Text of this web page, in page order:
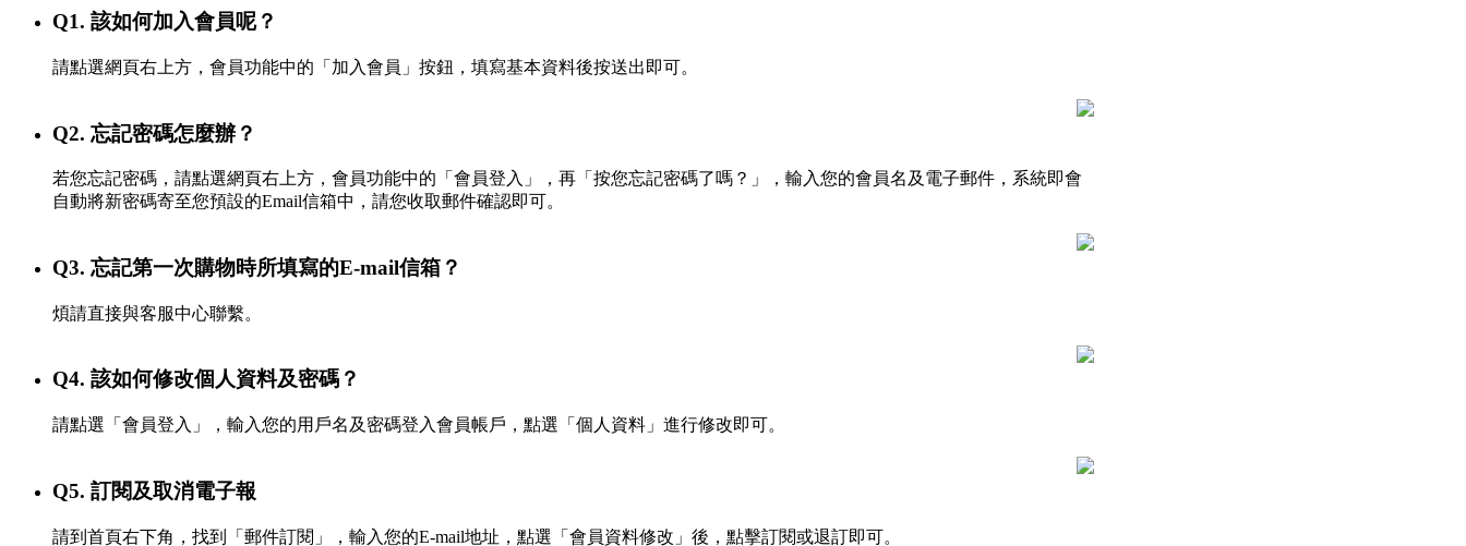
Q1. 該如何加入會員呢？
請點選網頁右上方，會員功能中的「加入會員」按鈕，填寫基本資料後按送出即可。
Q2. 忘記密碼怎麼辦？
若您忘記密碼，請點選網頁右上方，會員功能中的「會員登入」，再「按您忘記密碼了嗎？」，輸入您的會員名及電子郵件，系統即會
自動將新密碼寄至您預設的Email信箱中，請您收取郵件確認即可。
Q3. 忘記第一次購物時所填寫的E-mail信箱？
煩請直接與客服中心聯繫。
Q4. 該如何修改個人資料及密碼？
請點選「會員登入」，輸入您的用戶名及密碼登入會員帳戶，點選「個人資料」進行修改即可。
Q5. 訂閱及取消電子報
請到首頁右下角，找到「郵件訂閱」，輸入您的E-mail地址，點選「會員資料修改」後，點擊訂閱或退訂即可。